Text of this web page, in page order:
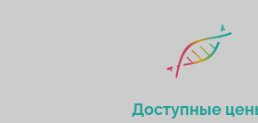
Доступные